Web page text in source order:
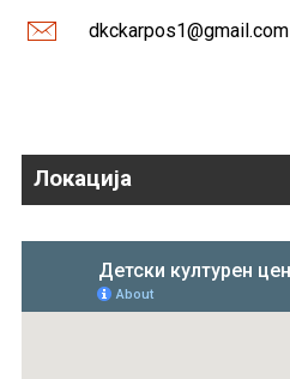
dkckarpos1@gmail.com
Локација